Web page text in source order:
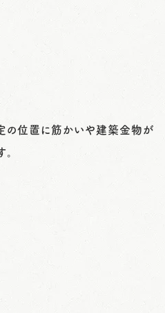
の位置に筋かいや建築金物が